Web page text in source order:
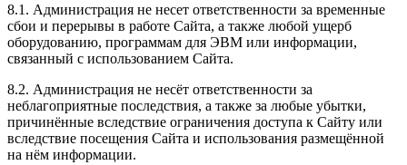
8.1. Администрация не несет ответственности за временные
сбои и перерывы в работе Сайта, а также любой ущерб
оборудованию, программам для ЭВМ или информации,
связанный с использованием Сайта.
8.2. Администрация не несёт ответственности за
неблагоприятные последствия, а также за любые убытки,
причинённые вследствие ограничения доступа к Сайту или
вследствие посещения Сайта и использования размещённой
на нём информации.